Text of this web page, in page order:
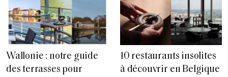
Wallonie : notre guide
des terrasses pour
10 restaurants insolites
à découvrir en Belgique